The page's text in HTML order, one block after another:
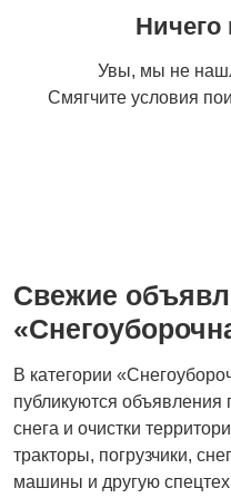
Ничего
Увы, мы не
Смягчите условия
Свежие
В категории
публикуются объявления
снега и очистки
тракторы, погрузчики,
машины и другую